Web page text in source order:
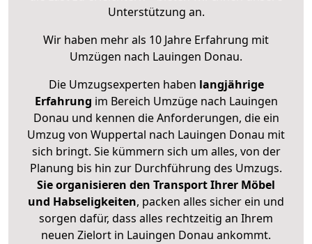
Unterstützung an.
Wir haben mehr als 10 Jahre Erfahrung mit
Umzügen nach Lauingen Donau.
Die Umzugsexperten haben langjährige
Erfahrung im Bereich Umzüge nach Lauingen
Donau und kennen die Anforderungen, die ein
Umzug von Wuppertal nach Lauingen Donau mit
sich bringt. Sie kümmern sich um alles, von der
Planung bis hin zur Durchführung des Umzugs.
Sie organisieren den Transport Ihrer Möbel
und Habseligkeiten, packen alles sicher ein und
sorgen dafür, dass alles rechtzeitig an Ihrem
neuen Zielort in Lauingen Donau ankommt.